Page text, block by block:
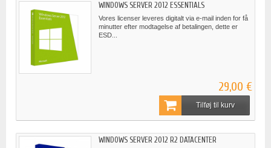
WINDOWS SERVER 2012 ESSENTIALS
Vores licenser leveres digitalt via e-mail inden for få
minutter efter modtagelse af betalingen, dette er
ESD...
29,00 €
Tilføj til kurv
WINDOWS SERVER 2012 R2 DATACENTER